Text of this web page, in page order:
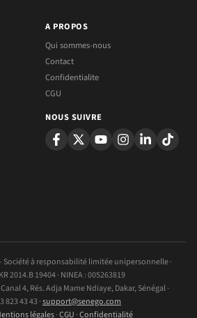
A PROPOS
Qui sommes-nous
Contact
Confidentialite
CGU
NOUS SUIVRE
à responsabilité limitée unipersonnelle ·
2014.B 19404 · NINEA : 005263819
4, Rés. Adja Mame Ndiaye, Dakar, Sénégal ·
823 43 43 ·support@senego.com
légales·CGU ·Confidentialité